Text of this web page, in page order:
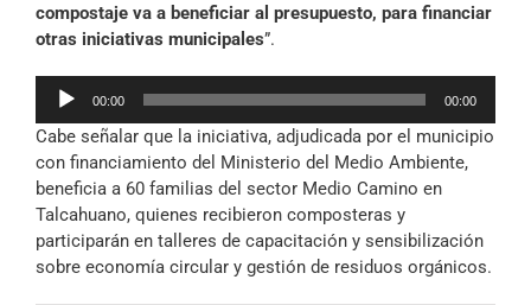
compostaje va a beneficiar al presupuesto, para financiar
otras iniciativas municipales”.
Reproductor
audio
00:00 00:00
Cabe señalar que la iniciativa, adjudicada por el municipio
con financiamiento del Ministerio del Medio Ambiente,
beneficia a 60 familias del sector Medio Camino en
Talcahuano, quienes recibieron composteras y
participarán en talleres de capacitación y sensibilización
sobre economía circular y gestión de residuos orgánicos.